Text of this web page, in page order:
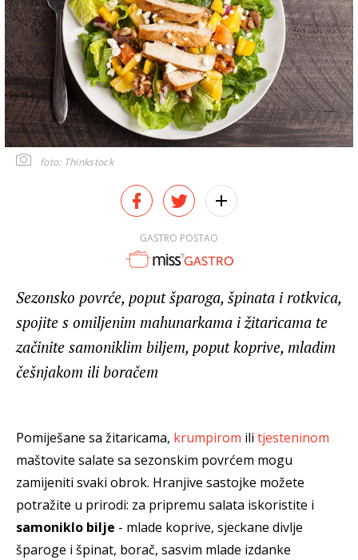
foto: Thinkstock
GASTRO POSTAO
Sezonsko povrće, poput šparoga, špinata i rotkvica,
spojite s omiljenim mahunarkama i žitaricama te
začinite samoniklim biljem, poput koprive, mladim
češnjakom ili boračem
Pomiješane sa žitaricama, krumpirom ili tjesteninom
maštovite salate sa sezonskim povrćem mogu
zamijeniti svaki obrok. Hranjive sastojke možete
potražite u prirodi: za pripremu salata iskoristite i
samoniklo bilje - mlade koprive, sjeckane divlje
šparoge i špinat, borač, sasvim mlade izdanke